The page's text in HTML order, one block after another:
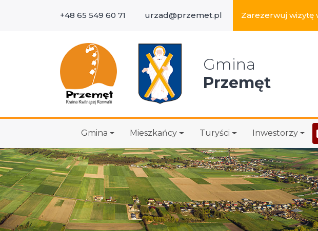
+48 65 549 60 71 urzad@przemet.pl Zarezerwuj wizytę
Gmina
Przemęt
Gmina Mieszkańcy Turyści Inwestorzy
Wyszukaj w serwisie